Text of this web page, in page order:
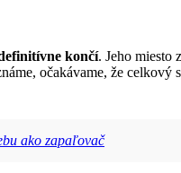
končí. Jeho miesto
očakávame, že celkový
ako zapaľovač